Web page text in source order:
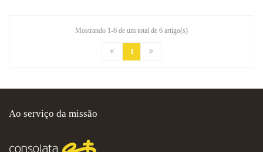
Mostrando 1-6 de um total de 6 artigo(s)
1
Ao serviço da missão